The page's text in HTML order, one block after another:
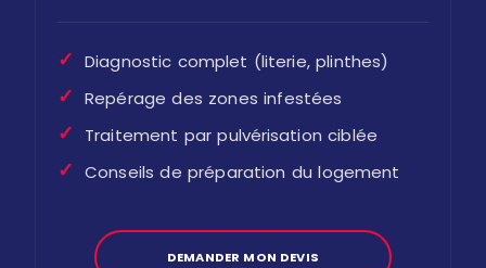
✓ Diagnostic complet (literie, plinthes)
✓ Repérage des zones infestées
✓ Traitement par pulvérisation ciblée
✓ Conseils de préparation du logement
DEMANDER MON DEVIS